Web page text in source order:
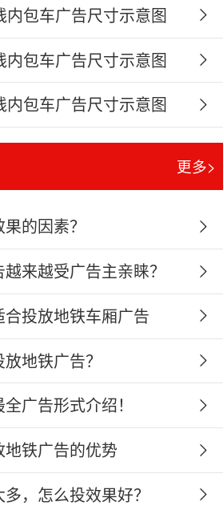
内包车广告尺寸示意图
内包车广告尺寸示意图
内包车广告尺寸示意图
更多>
的因素？
来越受广告主亲睐？
投放地铁车厢广告
地铁广告？
广告形式介绍！
铁广告的优势
，怎么投效果好？